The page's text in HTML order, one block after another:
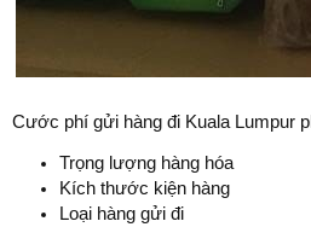
Cước phí gửi hàng đi Kuala Lumpur
Trọng lượng hàng hóa
Kích thước kiện hàng
Loại hàng gửi đi